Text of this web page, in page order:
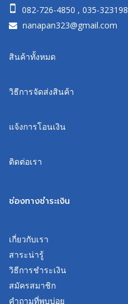
082-726-4850 , 035-323198
nanapan323@gmail.com
สินค้าทั้งหมด
วิธีการจัดส่งสินค้า
แจ้งการโอนเงิน
ติดต่อเรา
ช่องทางชำระเงิน
เกี่ยวกับเรา
สาระน่ารู้
วิธีการชำระเงิน
สมัครสมาชิก
คำถามที่พบบ่อย